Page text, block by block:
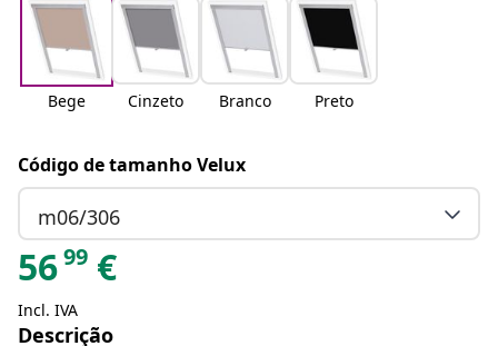
Bege Cinzeto Branco Preto
Código de tamanho Velux
m06/306
5699 €
Incl. IVA
Descrição